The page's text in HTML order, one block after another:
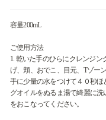
容量200mL
ご使用方法
1. 乾いた手のひらにクレンジ
げ、頬、おでこ、目元、Tゾー
手に少量の水をつけて４０秒ほ
グオイルをぬるま湯で綺麗に
をおこなってください。